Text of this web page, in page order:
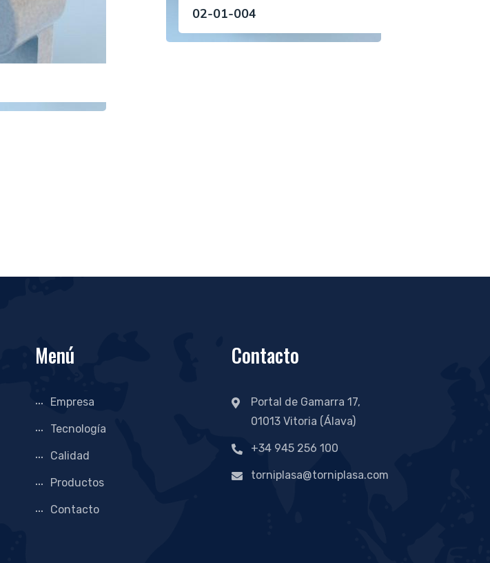
02-01-004
Menú
Empresa
Tecnología
Calidad
Productos
Contacto
Contacto
Portal de Gamarra 17,
01013 Vitoria (Álava)
+34 945 256 100
torniplasa@torniplasa.com